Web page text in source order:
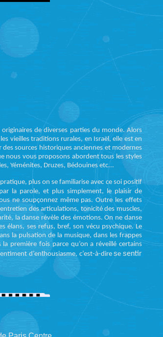
de diverses parties du monde. Alors
vieilles traditions rurales, en Israël, elle est en
sources historiques anciennes et modernes
nous vous proposons abordent tous les styles
Yéménites, Druzes, Bédouines etc...
plus on se familiarise avec ce soi positif
la parole, et plus simplement, le plaisir de
ne soupçonnez même pas.Outre les effets
des articulations, tonicité des muscles,
la danse révèle des émotions. On ne danse
élans, ses refus, bref, son vécu psychique. Le
la pulsation de la musique, dans les frappes
première fois parce qu’on a réveillé certains
d’enthousiasme, c’est-à-diresesentir